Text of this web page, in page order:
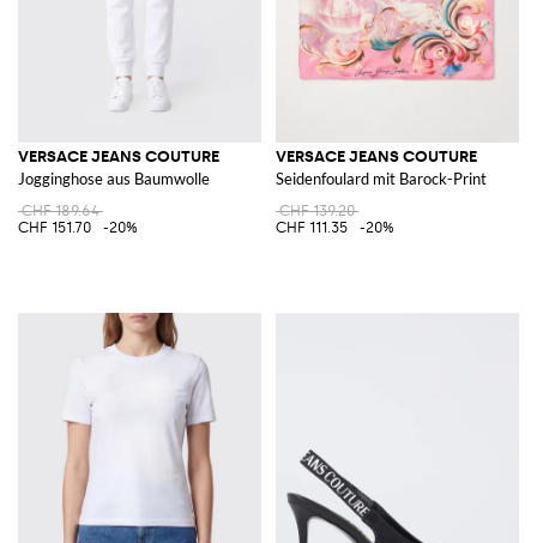
VERSACE JEANS COUTURE
Jogginghose aus Baumwolle
CHF 189.64
CHF 151.70
-20%
VERSACE JEANS COUTURE
Seidenfoulard mit Barock-Print
CHF 139.20
CHF 111.35
-20%